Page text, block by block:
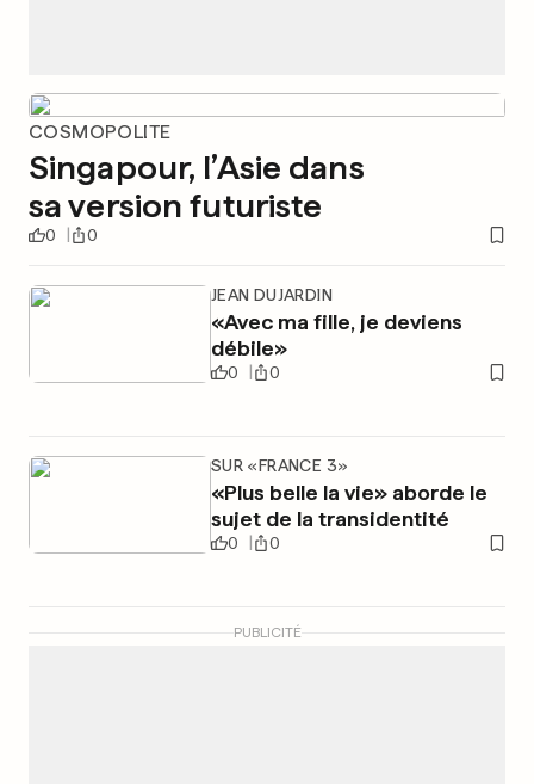
COSMOPOLITE
Singapour, l’Asie dans
sa version futuriste
0 0
JEAN DUJARDIN
«Avec ma fille, je deviens
débile»
0 0
SUR «FRANCE 3»
«Plus belle la vie» aborde le
sujet de la transidentité
0 0
PUBLICITÉ